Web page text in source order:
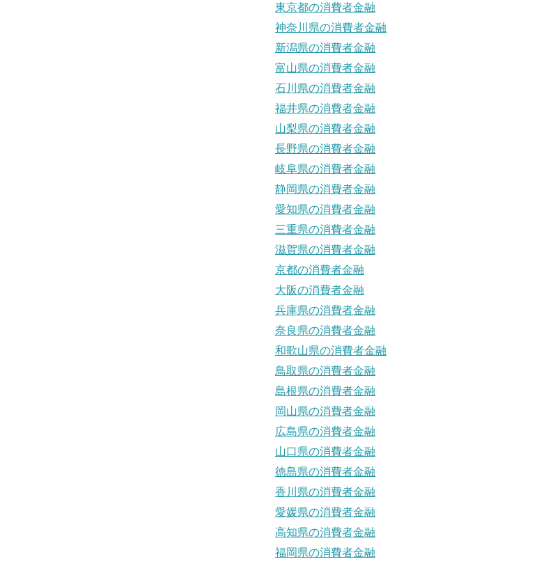
東京都の消費者金融
神奈川県の消費者金融
新潟県の消費者金融
富山県の消費者金融
石川県の消費者金融
福井県の消費者金融
山梨県の消費者金融
長野県の消費者金融
岐阜県の消費者金融
静岡県の消費者金融
愛知県の消費者金融
三重県の消費者金融
滋賀県の消費者金融
京都の消費者金融
大阪の消費者金融
兵庫県の消費者金融
奈良県の消費者金融
和歌山県の消費者金融
鳥取県の消費者金融
島根県の消費者金融
岡山県の消費者金融
広島県の消費者金融
山口県の消費者金融
徳島県の消費者金融
香川県の消費者金融
愛媛県の消費者金融
高知県の消費者金融
福岡県の消費者金融